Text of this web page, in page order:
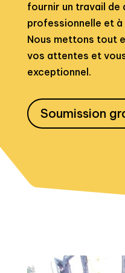
fournir un travail de
professionnelle et
Nous mettons tout
vos attentes et
exceptionnel.
Soumission